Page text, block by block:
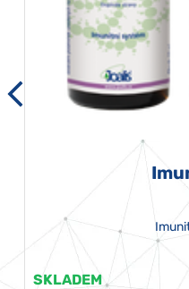
SKLADEM